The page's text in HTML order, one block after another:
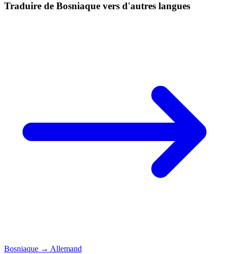
Traduire de Bosniaque vers d'autres langues
Bosniaque → Allemand